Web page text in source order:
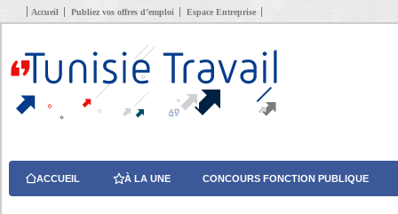
Accueil Publiez vos offres d’emploi Espace Entreprise
ACCUEIL À LA UNE CONCOURS FONCTION PUBLIQUE